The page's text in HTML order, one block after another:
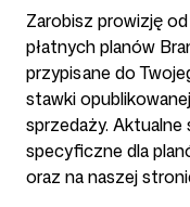
Zarobisz prowizję
płatnych planów
przypisane do
stawki
sprzedaży. Aktualne
specyficzne dla
oraz na naszej